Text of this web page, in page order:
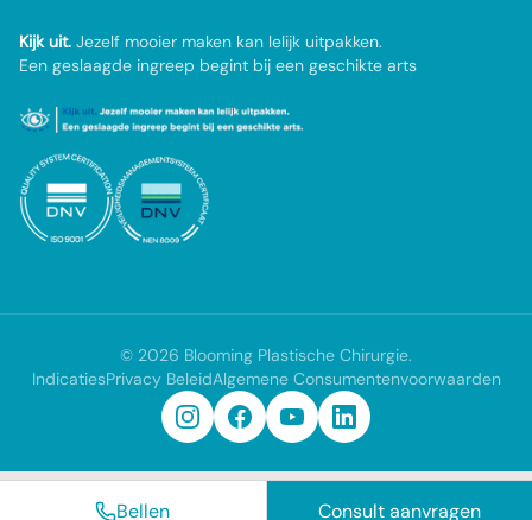
Kijk uit. Jezelf mooier maken kan lelijk uitpakken.
Een geslaagde ingreep begint bij een geschikte arts
© 2026 Blooming Plastische Chirurgie.
IndicatiesPrivacy BeleidAlgemene Consumentenvoorwaarden
Bellen Consult aanvragen